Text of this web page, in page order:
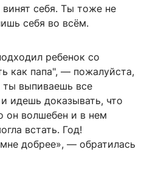
винят себя. Ты тоже не
себя во всём.
ребенок со
как папа", — пожалуйста,
ты выпиваешь все
идешь доказывать, что
он волшебен и в нем
встать. Год!
добрее», — обратилась